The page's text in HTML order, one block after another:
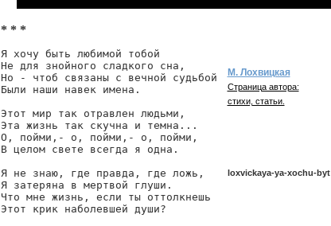
* * *
Я хочу быть любимой тобой
Не для знойного сладкого сна,
Но - чтоб связаны с вечной судьбой
Были наши навек имена.
Этот мир так отравлен людьми,
Эта жизнь так скучна и темна...
О, пойми,- о, пойми,- о, пойми,
В целом свете всегда я одна.
Я не знаю, где правда, где ложь,
Я затеряна в мертвой глуши.
Что мне жизнь, если ты оттолкнешь
Этот крик наболевшей души?
М. Лохвицкая
Страница автора:
стихи, статьи.
loxvickaya-ya-xochu-byt